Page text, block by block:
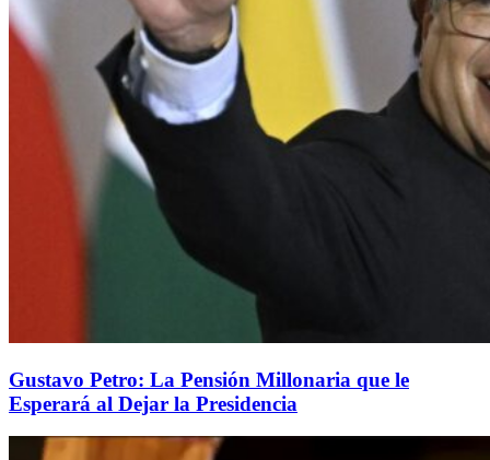
Gustavo Petro: La Pensión Millonaria que le
Esperará al Dejar la Presidencia